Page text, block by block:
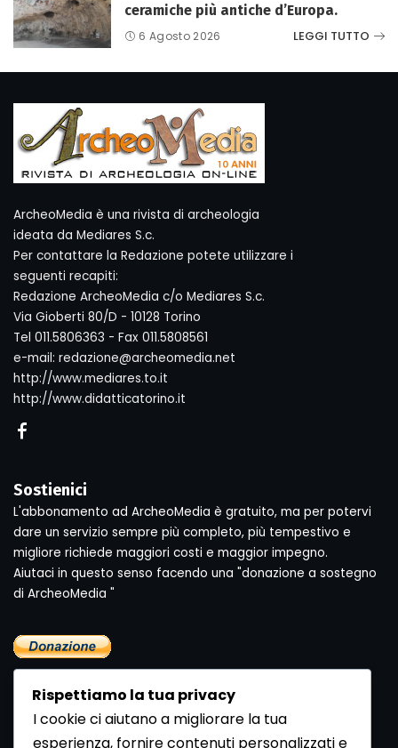
ceramiche più antiche d’Europa.
6 Agosto 2026 LEGGI TUTTO
ArcheoMedia è una rivista di archeologia
ideata da Mediares S.c.
Per contattare la Redazione potete utilizzare i
seguenti recapiti:
Redazione ArcheoMedia c/o Mediares S.c.
Via Gioberti 80/D - 10128 Torino
Tel 011.5806363 - Fax 011.5808561
e-mail: redazione@archeomedia.net
http://www.mediares.to.it
http://www.didatticatorino.it
Sostienici
L'abbonamento ad ArcheoMedia è gratuito, ma per potervi
dare un servizio sempre più completo, più tempestivo e
migliore richiede maggiori costi e maggior impegno.
Aiutaci in questo senso facendo una "donazione a sostegno
di ArcheoMedia "
Rispettiamo la tua privacy
I cookie ci aiutano a migliorare la tua
esperienza, fornire contenuti personalizzati e